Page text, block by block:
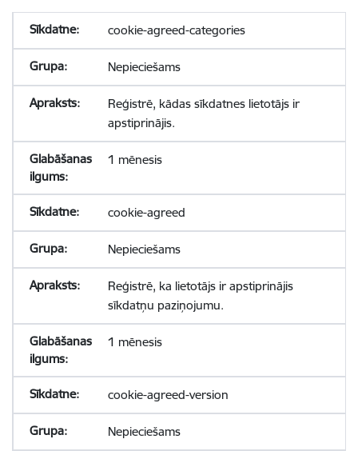
cookie-agreed-categories
Nepieciešams
Reģistrē, kādas sīkdatnes lietotājs ir
apstiprinājis.
1 mēnesis
cookie-agreed
Nepieciešams
Reģistrē, ka lietotājs ir apstiprinājis
sīkdatņu paziņojumu.
1 mēnesis
cookie-agreed-version
Nepieciešams